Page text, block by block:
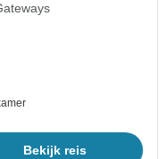
Bekijk reis